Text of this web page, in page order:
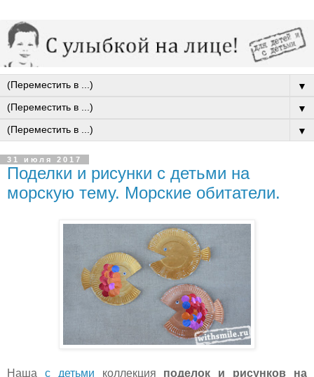
▼
▼
▼
31 июля 2017
Поделки и рисунки с детьми на
морскую тему. Морские обитатели.
Наша с детьми коллекция поделок и рисунков на